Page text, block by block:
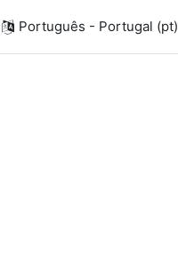
Português - Portugal ‎(pt)‎